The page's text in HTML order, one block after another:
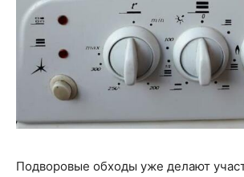
Подворовые обходы уже делают